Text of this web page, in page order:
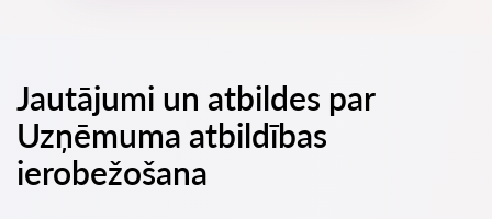
Jautājumi un atbildes par
Uzņēmuma atbildības
ierobežošana